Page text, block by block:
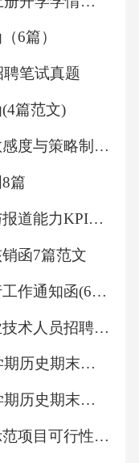
情和更加坚定
第二篇在个人
起着至关重要
为方式和价值
问题和挑战时
些不容忽视的
发展和进步。
改，是我当前
念方面，我存
于按照传统的
题，缺乏创新
势和任务时，
方式和工作方
6篇）
笔试真题
篇范文)
房地产营销策划师市场敏感度与策略制定绩效考核表
篇
传媒行业新闻记者采访与报道能力KPI考核表
函7篇范文
质量系统审核准备与执行工作通知函(6篇范文)
安徽省第二人民医院专业技术人员招聘考试真题2025
2026年人教版高二第二学期历史期末自我检测模拟试卷（附答案可下载）
2026年人教版高二第二学期历史期末统考真题试卷（附答案可下载）
百万羽现代化蛋鸡养殖示范项目可行性研究报告模板-立项拿地